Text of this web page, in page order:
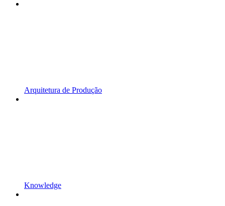
Arquitetura de Produção
Knowledge